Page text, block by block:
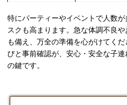
特にパーティーやイベントで人数が
スクも高まります。急な体調不良
も備え、万全の準備を心がけてく
びと事前確認が、安心・安全な子
の鍵です。